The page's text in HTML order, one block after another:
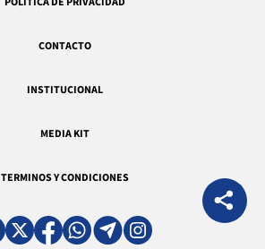
CONTACTO
INSTITUCIONAL
MEDIA KIT
TERMINOS Y CONDICIONES